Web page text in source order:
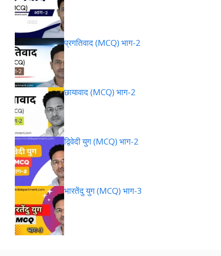
प्रगतिवाद (MCQ) भाग-2
छायावाद (MCQ) भाग-2
द्विवेदी युग (MCQ) भाग-2
भारतेंदु युग (MCQ) भाग-3